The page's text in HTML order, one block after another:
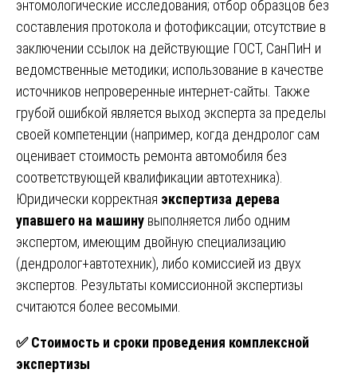
энтомологические исследования; отбор образцов без
составления протокола и фотофиксации; отсутствие в
заключении ссылок на действующие ГОСТ, СанПиН и
ведомственные методики; использование в качестве
источников непроверенные интернет-сайты. Также
грубой ошибкой является выход эксперта за пределы
своей компетенции (например, когда дендролог сам
оценивает стоимость ремонта автомобиля без
соответствующей квалификации автотехника).
Юридически корректная экспертиза дерева
упавшего на машину выполняется либо одним
экспертом, имеющим двойную специализацию
(дендролог+автотехник), либо комиссией из двух
экспертов. Результаты комиссионной экспертизы
считаются более весомыми.
✅Стоимость и сроки проведения комплексной
экспертизы